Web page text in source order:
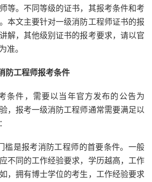
等。不同等级的证书，其报考条件和考
本文主要针对一级消防工程师证书的报
解，其他级别证书的报考要求，请以官
准。
防工程师报考条件
条件，需要以当年官方发布的公告为
，报考一级消防工程师通常需要满足以
槛是报考消防工程师的首要条件。一般
不同的工作经验要求，学历越高，工作
，拥有博士学位的考生，工作经验要求